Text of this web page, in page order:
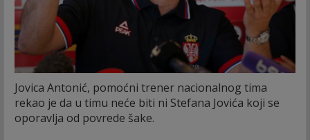
Jovica Antonić, pomoćni trener nacionalnog tima
rekao je da u timu neće biti ni Stefana Jovića koji se
oporavlja od povrede šake.